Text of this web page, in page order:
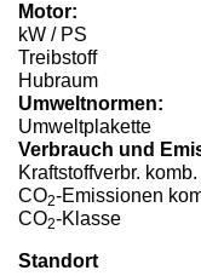
Motor:
kW / PS
Treibstoff
Hubraum
Umweltnormen:
Umweltplakette
Verbrauch und
Kraftstoffverbr. komb.
CO2-Emissionen
CO2-Klasse
Standort